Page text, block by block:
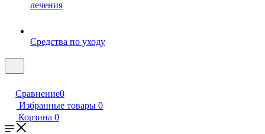
лечения
Средства по уходу
Сравнение0
Избранные товары 0
Корзина 0